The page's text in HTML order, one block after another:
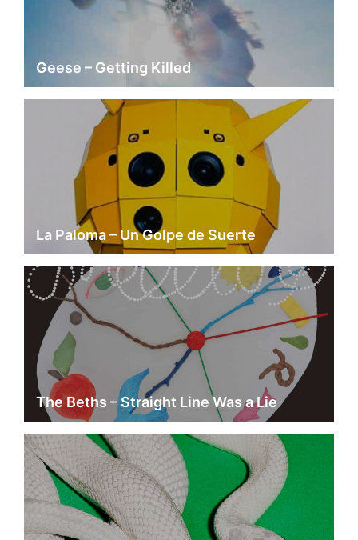
Geese – Getting Killed
La Paloma – Un Golpe de Suerte
The Beths – Straight Line Was a Lie